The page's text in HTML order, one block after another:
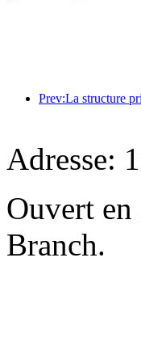
Adresse:
Ouvert
Branch.